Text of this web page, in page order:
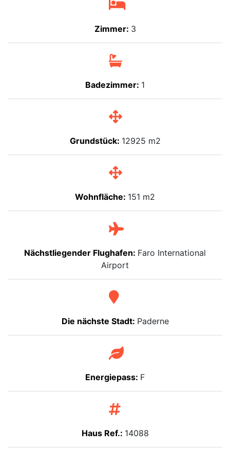
Zimmer: 3
Badezimmer: 1
Grundstück: 12925 m2
Wohnfläche: 151 m2
Nächstliegender Flughafen: Faro International
Airport
Die nächste Stadt: Paderne
Energiepass: F
Haus Ref.: 14088